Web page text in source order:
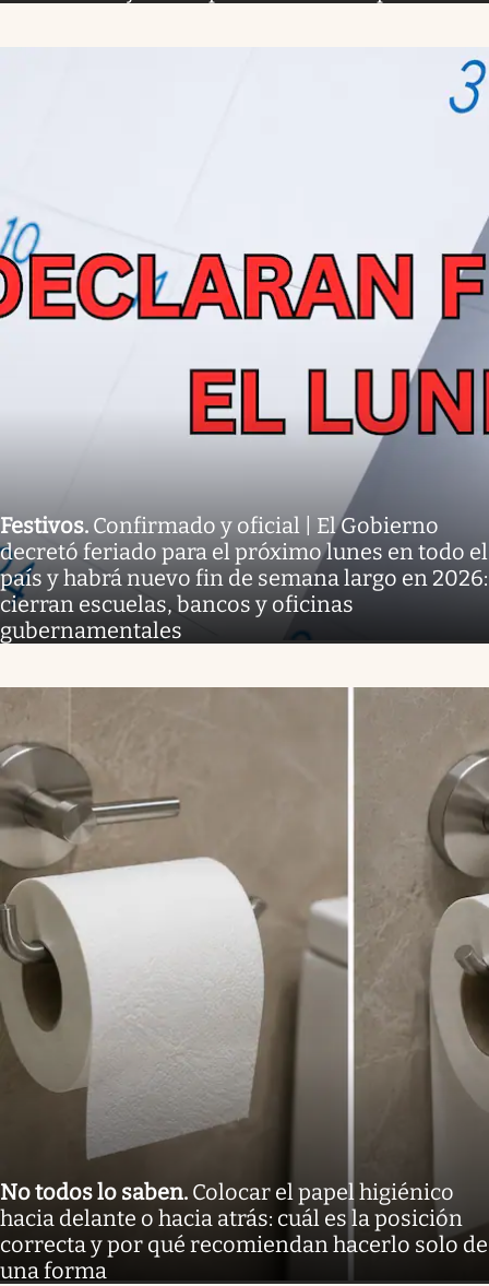
Festivos. Confirmado y oficial | El Gobierno
decretó feriado para el próximo lunes en todo el
país y habrá nuevo fin de semana largo en 2026:
cierran escuelas, bancos y oficinas
gubernamentales
No todos lo saben. Colocar el papel higiénico
hacia delante o hacia atrás: cuál es la posición
correcta y por qué recomiendan hacerlo solo de
una forma